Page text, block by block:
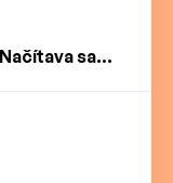
Načítava sa...